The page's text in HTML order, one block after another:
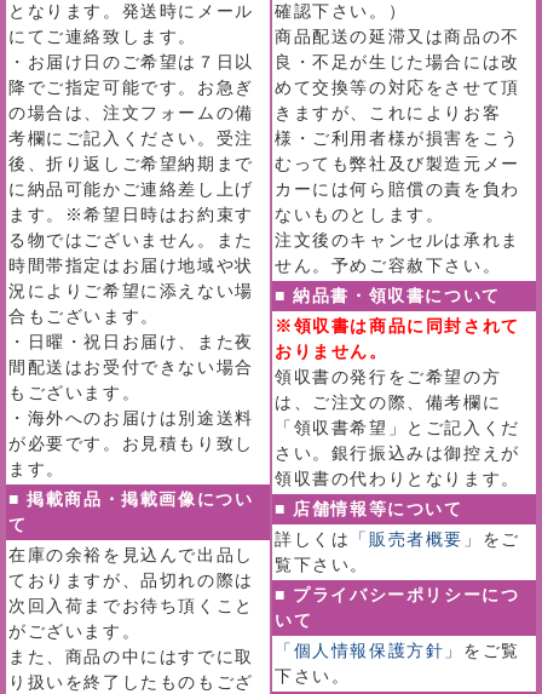
となります。発送時にメール
にてご連絡致します。
・お届け日のご希望は７日以
降でご指定可能です。お急ぎ
の場合は、注文フォームの備
考欄にご記入ください。受注
後、折り返しご希望納期まで
に納品可能かご連絡差し上げ
ます。※希望日時はお約束す
る物ではございません。また
時間帯指定はお届け地域や状
況によりご希望に添えない場
合もございます。
・日曜・祝日お届け、また夜
間配送はお受付できない場合
もございます。
・海外へのお届けは別途送料
が必要です。お見積もり致し
ます。
■ 掲載商品・掲載画像につい
て
在庫の余裕を見込んで出品し
ておりますが、品切れの際は
次回入荷までお待ち頂くこと
がございます。
また、商品の中にはすでに取
り扱いを終了したものもござ
確認下さい。）
商品配送の延滞又は商品の不
良・不足が生じた場合には改
めて交換等の対応をさせて頂
きますが、これによりお客
様・ご利用者様が損害をこう
むっても弊社及び製造元メー
カーには何ら賠償の責を負わ
ないものとします。
注文後のキャンセルは承れま
せん。予めご容赦下さい。
■ 納品書・領収書について
※領収書は商品に同封されて
おりません。
領収書の発行をご希望の方
は、ご注文の際、備考欄に
「領収書希望」とご記入くだ
さい。銀行振込みは御控えが
領収書の代わりとなります。
■ 店舗情報等について
詳しくは
「販売者概要」 をご
覧下さい。
■ プライバシーポリシーにつ
いて
「個人情報保護方針」 をご覧
下さい。